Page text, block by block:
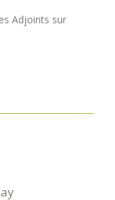
Adjoints sur